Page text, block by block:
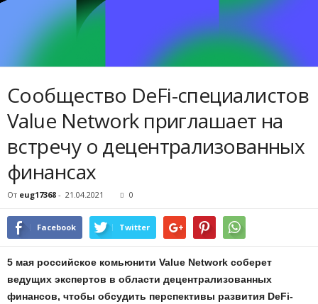
Сообщество DeFi-специалистов
Value Network приглашает на
встречу о децентрализованных
финансах
От eug17368 - 21.04.2021 0
Facebook Twitter
5 мая российское комьюнити Value Network соберет
ведущих экспертов в области децентрализованных
финансов, чтобы обсудить перспективы развития DeFi-